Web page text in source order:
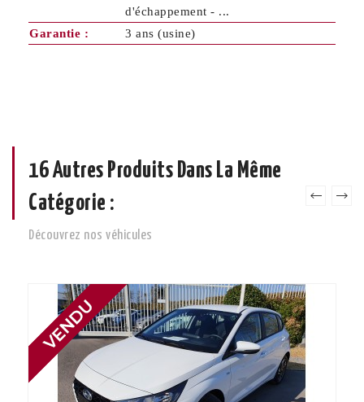
d'échappement - ...
Garantie :
3 ans (usine)
16 Autres Produits Dans La Même
Catégorie :
Découvrez nos véhicules